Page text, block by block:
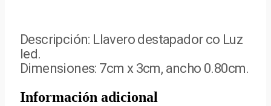
Descripción: Llavero destapador co Luz
led.
Dimensiones: 7cm x 3cm, ancho 0.80cm.
Información adicional